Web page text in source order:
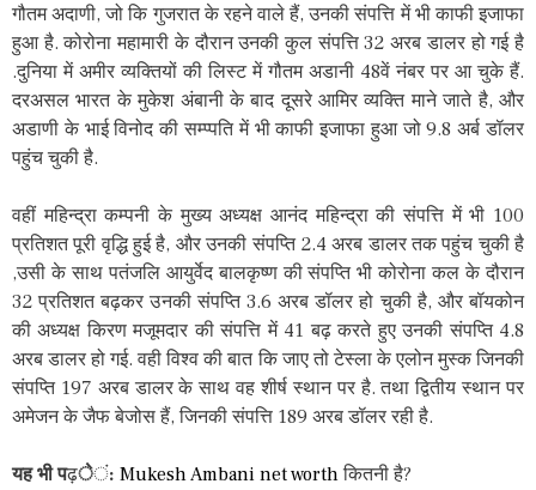
गौतम अदाणी, जो कि गुजरात के रहने वाले हैं, उनकी संपत्ति में भी काफी इजाफा
हुआ है. कोरोना महामारी के दौरान उनकी कुल संपत्ति 32 अरब डालर हो गई है
.दुनिया में अमीर व्यक्तियों की लिस्ट में गौतम अडानी 48वें नंबर पर आ चुके हैं.
दरअसल भारत के मुकेश अंबानी के बाद दूसरे आमिर व्यक्ति माने जाते है, और
अडाणी के भाई विनोद की सम्प्पति में भी काफी इजाफा हुआ जो 9.8 अर्ब डॉलर
पहुंच चुकी है.
वहीं महिन्द्रा कम्पनी के मुख्य अध्यक्ष आनंद महिन्द्रा की संपत्ति में भी 100
प्रतिशत पूरी वृद्धि हुई है, और उनकी संपप्ति 2.4 अरब डालर तक पहुंच चुकी है
,उसी के साथ पतंजलि आयुर्वेद बालकृष्ण की संपप्ति भी कोरोना कल के दौरान
32 प्रतिशत बढ़कर उनकी संपप्ति 3.6 अरब डॉलर हो चुकी है, और बॉयकोन
की अध्यक्ष किरण मजूमदार की संपत्ति में 41 बढ़ करते हुए उनकी संपप्ति 4.8
अरब डालर हो गई. वही विश्व की बात कि जाए तो टेस्ला के एलोन मुस्क जिनकी
संपप्ति 197 अरब डालर के साथ वह शीर्ष स्थान पर है. तथा द्वितीय स्थान पर
अमेजन के जैफ बेजोस हैं, जिनकी संपत्ति 189 अरब डॉलर रही है.
यह भी पढ़ें: Mukesh Ambani net worthकितनी है?